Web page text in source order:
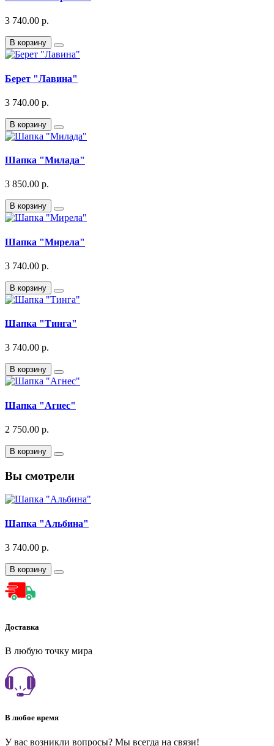
3 740.00 р.
В корзину
Берет "Лавина"
3 740.00 р.
В корзину
Шапка "Милада"
3 850.00 р.
В корзину
Шапка "Мирела"
3 740.00 р.
В корзину
Шапка "Тинга"
3 740.00 р.
В корзину
Шапка "Агнес"
2 750.00 р.
В корзину
Вы смотрели
Шапка "Альбина"
3 740.00 р.
В корзину
Доставка
В любую точку мира
В любое время
У вас возникли вопросы? Мы всегда на связи!